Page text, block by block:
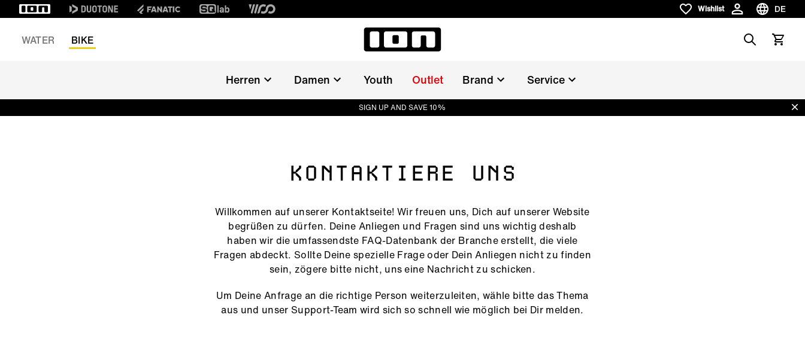
Wishlist
Wishlist DE
Sprache
WATER
BIKE Search
Herren Damen Youth Outlet Brand Service
SIGN UP AND SAVE 10%
KONTAKTIERE UNS
Willkommen auf unserer Kontaktseite! Wir freuen uns, Dich auf unserer Website
begrüßen zu dürfen. Deine Anliegen und Fragen sind uns wichtig deshalb
haben wir die umfassendste FAQ-Datenbank der Branche erstellt, die viele
Fragen abdeckt. Sollte Deine spezielle Frage oder Dein Anliegen nicht zu finden
sein, zögere bitte nicht, uns eine Nachricht zu schicken.
Um Deine Anfrage an die richtige Person weiterzuleiten, wähle bitte das Thema
aus und unser Support-Team wird sich so schnell wie möglich bei Dir melden.